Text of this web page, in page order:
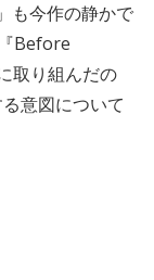
も今作の静かで
Before
取り組んだの
意図について